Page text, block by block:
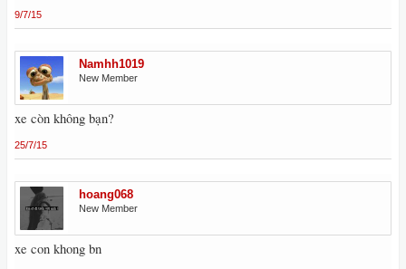
9/7/15
Namhh1019
New Member
xe còn không bạn?
25/7/15
hoang068
New Member
xe con khong bn